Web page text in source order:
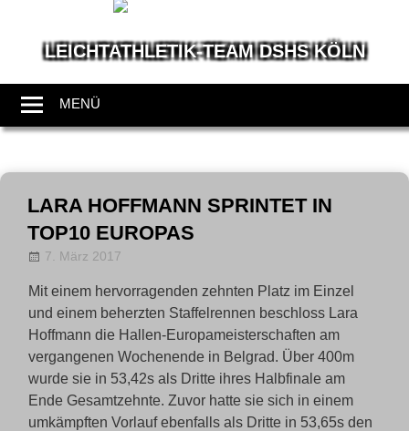
LEICHTATHLETIK-TEAM DSHS KÖLN
leben
Leichtathletik
MENÜ
Zum
InhaltLARA HOFFMANN SPRINTET IN
TOP10 EUROPAS
7. März 2017
Mit einem hervorragenden zehnten Platz im Einzel
und einem beherzten Staffelrennen beschloss Lara
Hoffmann die Hallen-Europameisterschaften am
vergangenen Wochenende in Belgrad. Über 400m
wurde sie in 53,42s als Dritte ihres Halbfinale am
Ende Gesamtzehnte. Zuvor hatte sie sich in einem
umkämpften Vorlauf ebenfalls als Dritte in 53,65s den